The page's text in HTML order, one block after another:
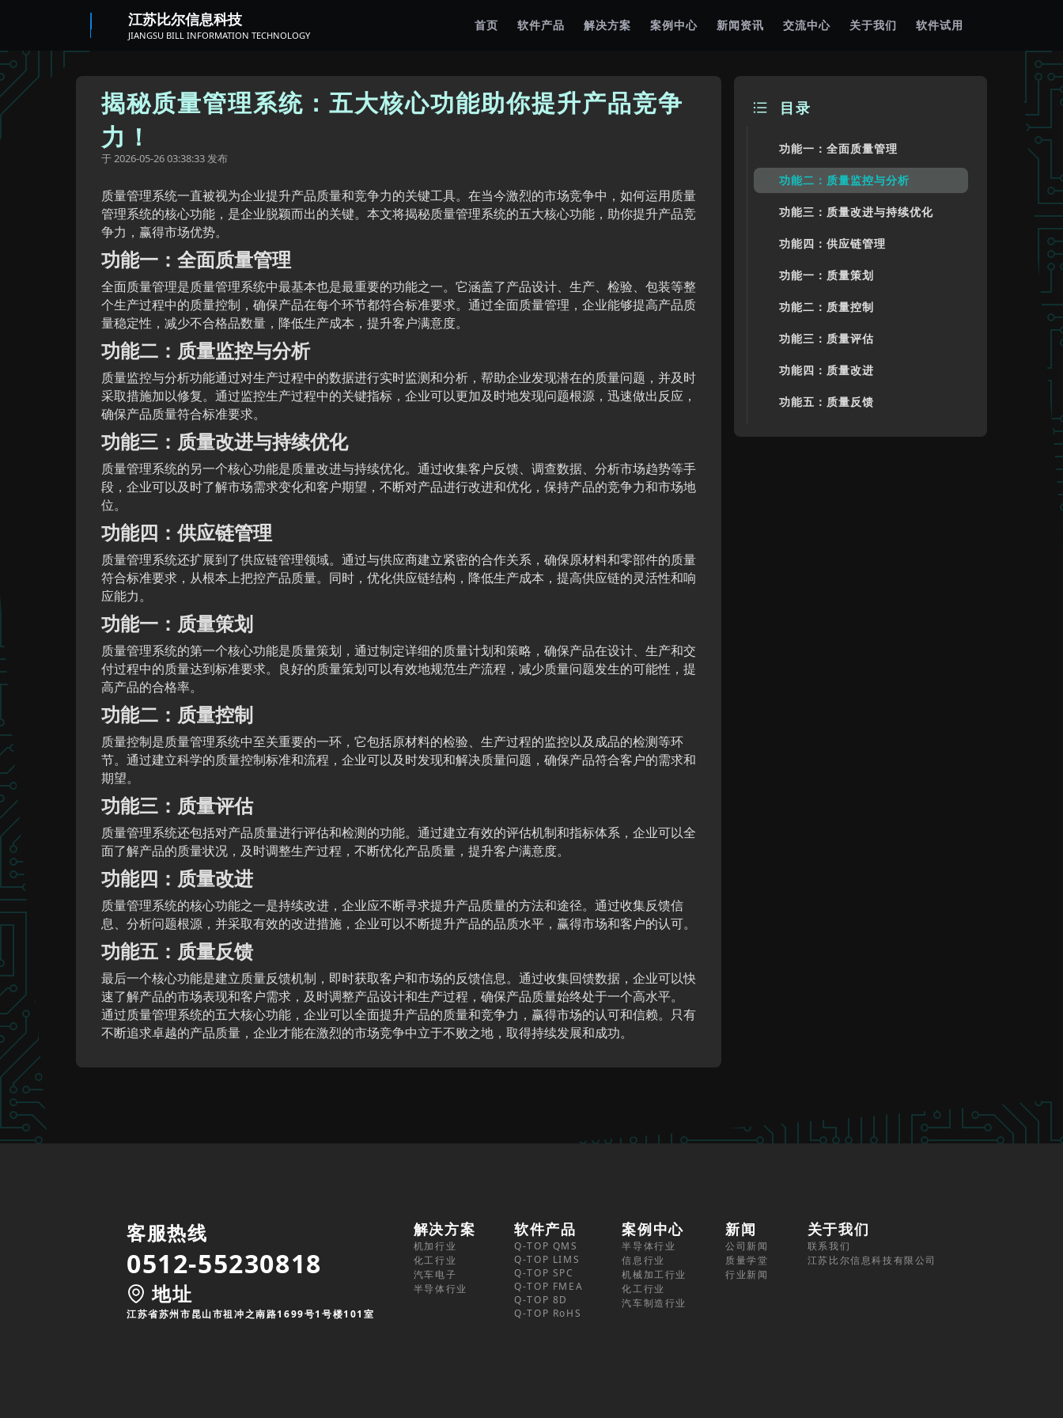
江苏比尔信息科技
JIANGSU BILL INFORMATION TECHNOLOGY
首页 软件产品 解决方案 案例中心 新闻资讯 交流中心 关于我们 软件试用
揭秘质量管理系统：五大核心功能助你提升产品竞争
力！
于2026-05-26 03:38:33 发布
质量管理系统一直被视为企业提升产品质量和竞争力的关键工具。在当今激烈的市场竞争中，如何运用质量
管理系统的核心功能，是企业脱颖而出的关键。本文将揭秘质量管理系统的五大核心功能，助你提升产品竞
争力，赢得市场优势。
功能一：全面质量管理
全面质量管理是质量管理系统中最基本也是最重要的功能之一。它涵盖了产品设计、生产、检验、包装等整
个生产过程中的质量控制，确保产品在每个环节都符合标准要求。通过全面质量管理，企业能够提高产品质
量稳定性，减少不合格品数量，降低生产成本，提升客户满意度。
功能二：质量监控与分析
质量监控与分析功能通过对生产过程中的数据进行实时监测和分析，帮助企业发现潜在的质量问题，并及时
采取措施加以修复。通过监控生产过程中的关键指标，企业可以更加及时地发现问题根源，迅速做出反应，
确保产品质量符合标准要求。
功能三：质量改进与持续优化
质量管理系统的另一个核心功能是质量改进与持续优化。通过收集客户反馈、调查数据、分析市场趋势等手
段，企业可以及时了解市场需求变化和客户期望，不断对产品进行改进和优化，保持产品的竞争力和市场地
位。
功能四：供应链管理
质量管理系统还扩展到了供应链管理领域。通过与供应商建立紧密的合作关系，确保原材料和零部件的质量
符合标准要求，从根本上把控产品质量。同时，优化供应链结构，降低生产成本，提高供应链的灵活性和响
应能力。
功能一：质量策划
质量管理系统的第一个核心功能是质量策划，通过制定详细的质量计划和策略，确保产品在设计、生产和交
付过程中的质量达到标准要求。良好的质量策划可以有效地规范生产流程，减少质量问题发生的可能性，提
高产品的合格率。
功能二：质量控制
质量控制是质量管理系统中至关重要的一环，它包括原材料的检验、生产过程的监控以及成品的检测等环
节。通过建立科学的质量控制标准和流程，企业可以及时发现和解决质量问题，确保产品符合客户的需求和
期望。
功能三：质量评估
质量管理系统还包括对产品质量进行评估和检测的功能。通过建立有效的评估机制和指标体系，企业可以全
面了解产品的质量状况，及时调整生产过程，不断优化产品质量，提升客户满意度。
功能四：质量改进
质量管理系统的核心功能之一是持续改进，企业应不断寻求提升产品质量的方法和途径。通过收集反馈信
息、分析问题根源，并采取有效的改进措施，企业可以不断提升产品的品质水平，赢得市场和客户的认可。
功能五：质量反馈
最后一个核心功能是建立质量反馈机制，即时获取客户和市场的反馈信息。通过收集回馈数据，企业可以快
速了解产品的市场表现和客户需求，及时调整产品设计和生产过程，确保产品质量始终处于一个高水平。
通过质量管理系统的五大核心功能，企业可以全面提升产品的质量和竞争力，赢得市场的认可和信赖。只有
不断追求卓越的产品质量，企业才能在激烈的市场竞争中立于不败之地，取得持续发展和成功。
目录
功能一：全面质量管理
功能二：质量监控与分析
功能三：质量改进与持续优化
功能四：供应链管理
功能一：质量策划
功能二：质量控制
功能三：质量评估
功能四：质量改进
功能五：质量反馈
客服热线
0512-55230818
地址
江苏省苏州市昆山市祖冲之南路1699号1号楼101室
解决方案
机加行业
化工行业
汽车电子
半导体行业
软件产品
Q-TOP QMS
Q-TOP LIMS
Q-TOP SPC
Q-TOP FMEA
Q-TOP 8D
Q-TOP RoHS
案例中心
半导体行业
信息行业
机械加工行业
化工行业
汽车制造行业
新闻
公司新闻
质量学堂
行业新闻
关于我们
联系我们
江苏比尔信息科技有限公司